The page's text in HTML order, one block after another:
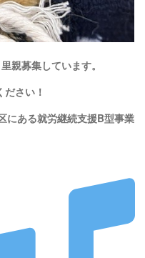
親募集しています。
さい！
にある就労継続支援B型事業